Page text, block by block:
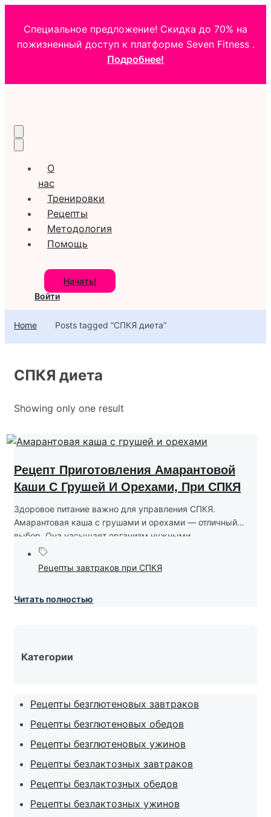
Специальное предложение! Скидка до 70% на
пожизненный доступ к платформе Seven Fitness .
Подробнее!
О
нас
Тренировки
Рецепты
Методология
Помощь
Начать!
Войти
Home Posts tagged “СПКЯ диета”
СПКЯ диета
Showing only one result
Рецепт Приготовления Амарантовой
Каши С Грушей И Орехами, При СПКЯ
Здоровое питание важно для управления СПКЯ.
Амарантовая каша с грушами и орехами — отличный
выбор. Она насыщает организм нужными
питательными...
Рецепты завтраков при СПКЯ
Читать полностью
Категории
Рецепты безглютеновых завтраков
Рецепты безглютеновых обедов
Рецепты безглютеновых ужинов
Рецепты безлактозных завтраков
Рецепты безлактозных обедов
Рецепты безлактозных ужинов